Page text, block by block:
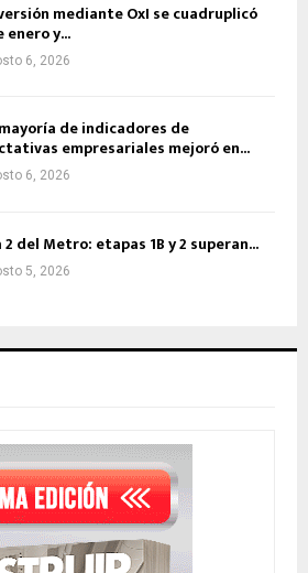
mediante OxI se cuadruplicó
y...
6, 2026
mayoría de indicadores de
empresariales mejoró en...
6, 2026
2 del Metro: etapas 1B y 2 superan...
5, 2026